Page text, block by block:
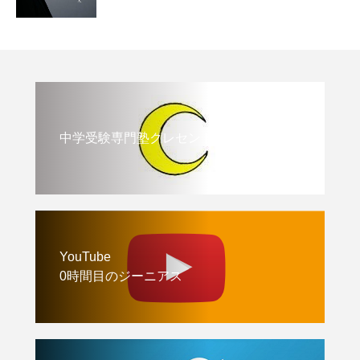
中学受験専門塾クレセント
YouTube
0時間目のジーニアス